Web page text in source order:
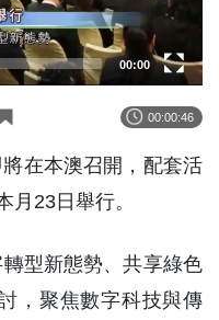
00:00
00:00:46
在本澳召開，配套活
月23日舉行。
轉型新態勢、共享綠色
，聚焦數字科技與傳